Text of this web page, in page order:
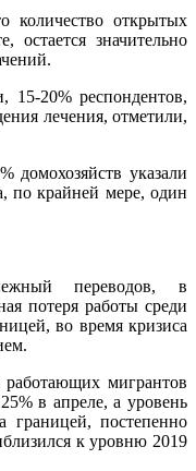
количество открытых
остается значительно
15-20% респондентов,
лечения, отметили,
домохозяйств указали
по крайней мере, один
переводов, в
потеря работы среди
во время кризиса
мигрантов
в апреле, а уровень
границей, постепенно
к уровню 2019